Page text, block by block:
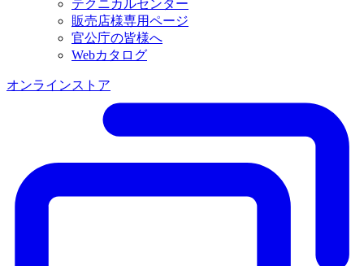
テクニカルセンター
販売店様専用ページ
官公庁の皆様へ
Webカタログ
オンラインストア